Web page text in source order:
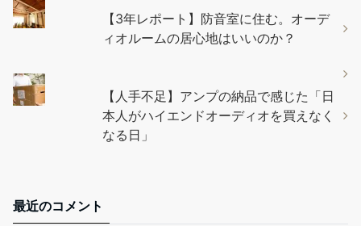
【3年レポート】防音室に住む。オーデ
ィオルームの居心地はいいのか？
【人手不足】アンプの納品で感じた「日
本人がハイエンドオーディオを買えなく
なる日」
最近のコメント